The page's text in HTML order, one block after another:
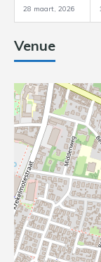
28 maart, 2026
Venue